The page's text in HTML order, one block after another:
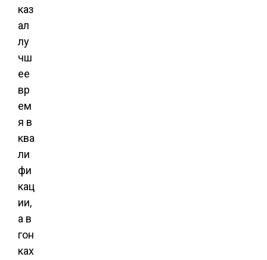
каз
ал
лу
чш
ее
вр
ем
я в
ква
ли
фи
кац
ии,
а в
гон
ках